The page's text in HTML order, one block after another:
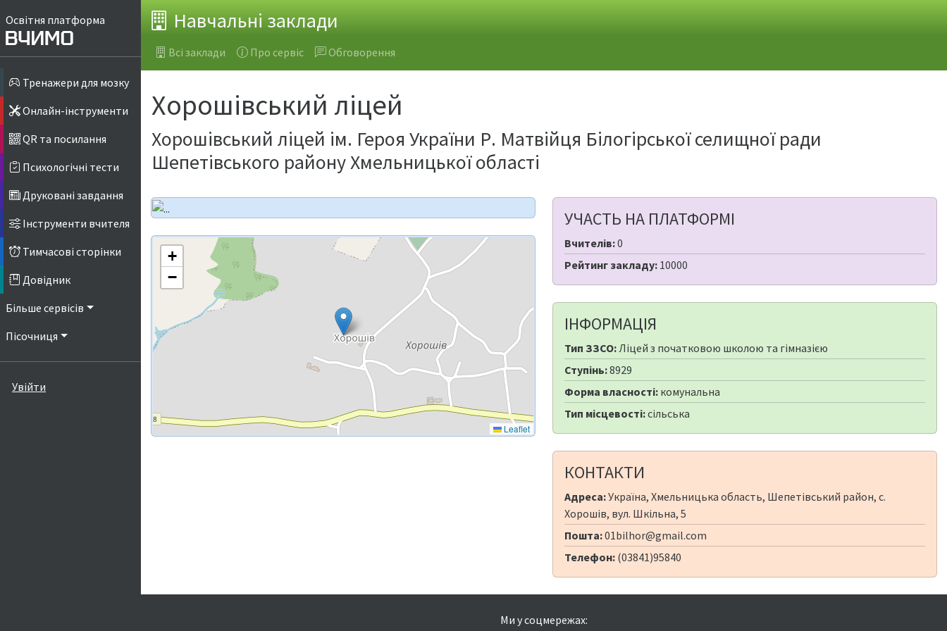
Освітня платформа
Тренажери для мозку
Онлайн-інструменти
QR та посилання
Психологічні тести
Друковані завдання
Інструменти вчителя
Тимчасові сторінки
Довідник
Більше сервісів
Пісочниця
Увійти
Навчальні заклади
Всі заклади Про сервіс Обговорення
Хорошівський ліцей
Хорошівський ліцей ім. Героя України Р. Матвійця Білогірської селищної ради
Шепетівського району Хмельницької області
+
−
Leaflet
УЧАСТЬ НА ПЛАТФОРМІ
Вчителів:0
Рейтинг закладу: 10000
ІНФОРМАЦІЯ
Тип ЗЗСО:Ліцей з початковою школою та гімназією
Ступінь:8929
Форма власності: комунальна
Тип місцевості:сільська
КОНТАКТИ
Адреса:Україна, Хмельницька область, Шепетівський район, с.
Хорошів, вул. Шкільна, 5
Пошта:01bilhor@gmail.com
Телефон: (03841)95840
Ми у соцмережах: